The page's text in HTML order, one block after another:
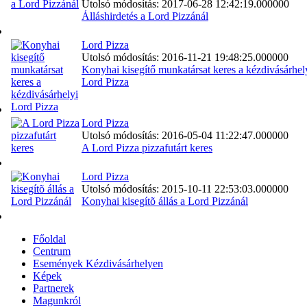
Utolsó módosítás: 2017-06-28 12:42:19.000000
Álláshirdetés a Lord Pizzánál
Lord Pizza
Utolsó módosítás: 2016-11-21 19:48:25.000000
Konyhai kisegítő munkatársat keres a
Lord Pizza
Lord Pizza
Utolsó módosítás: 2016-05-04 11:22:47.000000
A Lord Pizza pizzafutárt keres
Lord Pizza
Utolsó módosítás: 2015-10-11 22:53:03.000000
Konyhai kisegítõ állás a Lord Pizzánál
Főoldal
Centrum
Események Kézdivásárhelyen
Képek
Partnerek
Magunkról